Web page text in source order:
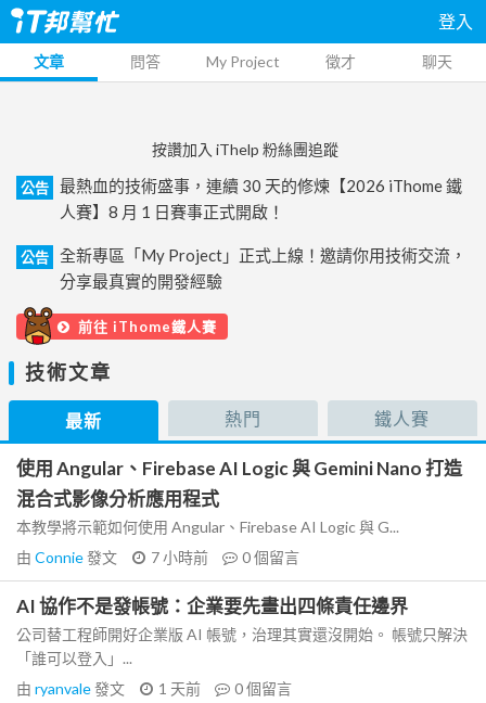
登入
文章 問答 My Project 徵才 聊天
按讚加入 iThelp 粉絲團追蹤
公告
最熱血的技術盛事，連續 30 天的修煉【2026 iThome 鐵
人賽】8 月 1 日賽事正式開啟！
公告
全新專區「My Project」正式上線！邀請你用技術交流，
分享最真實的開發經驗
前往 iThome鐵人賽
技術文章
最新 熱門 鐵人賽
使用 Angular、Firebase AI Logic 與 Gemini Nano 打造
混合式影像分析應用程式
本教學將示範如何使用 Angular、Firebase AI Logic 與 G...
由 Connie發文 7 小時前 0個留言
AI 協作不是發帳號：企業要先畫出四條責任邊界
公司替工程師開好企業版 AI 帳號，治理其實還沒開始。 帳號只解決
「誰可以登入」...
由 ryanvale發文 1 天前 0個留言